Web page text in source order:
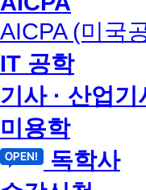
AICPA (미국
IT 공학
기사 · 산업기
미용학
독학사